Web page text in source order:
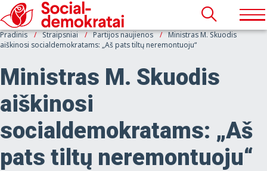
Pradinis Straipsniai Partijos naujienos
Ministras M. Skuodis
aiškinosi socialdemokratams: „Aš pats tiltų neremontuoju“
Ministras M. Skuodis
aiškinosi
socialdemokratams: „Aš
pats tiltų neremontuoju“